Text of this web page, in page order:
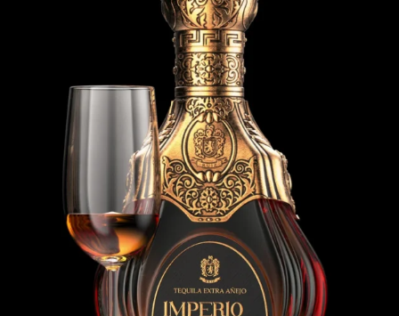
Diseño Tequila Imperio Real
Tequila
Diseño de Bebidas